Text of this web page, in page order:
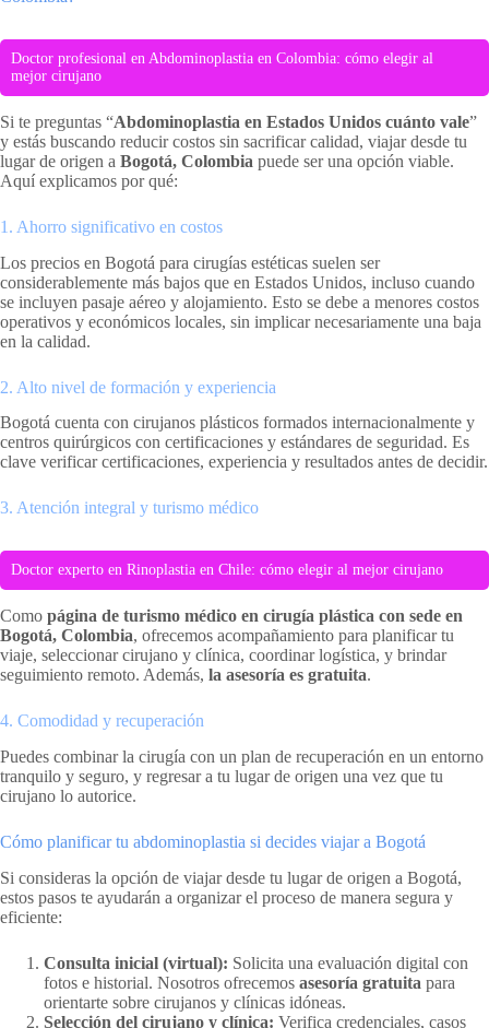
Doctor profesional en Abdominoplastia en Colombia: cómo elegir al
mejor cirujano
Si te preguntas “Abdominoplastia en Estados Unidos cuánto vale”
y estás buscando reducir costos sin sacrificar calidad, viajar desde tu
lugar de origen a Bogotá, Colombia puede ser una opción viable.
Aquí explicamos por qué:
1. Ahorro significativo en costos
Los precios en Bogotá para cirugías estéticas suelen ser
considerablemente más bajos que en Estados Unidos, incluso cuando
se incluyen pasaje aéreo y alojamiento. Esto se debe a menores costos
operativos y económicos locales, sin implicar necesariamente una baja
en la calidad.
2. Alto nivel de formación y experiencia
Bogotá cuenta con cirujanos plásticos formados internacionalmente y
centros quirúrgicos con certificaciones y estándares de seguridad. Es
clave verificar certificaciones, experiencia y resultados antes de decidir.
3. Atención integral y turismo médico
Doctor experto en Rinoplastia en Chile: cómo elegir al mejor cirujano
Como página de turismo médico en cirugía plástica con sede en
Bogotá, Colombia, ofrecemos acompañamiento para planificar tu
viaje, seleccionar cirujano y clínica, coordinar logística, y brindar
seguimiento remoto. Además, la asesoría es gratuita.
4. Comodidad y recuperación
Puedes combinar la cirugía con un plan de recuperación en un entorno
tranquilo y seguro, y regresar a tu lugar de origen una vez que tu
cirujano lo autorice.
Cómo planificar tu abdominoplastia si decides viajar a Bogotá
Si consideras la opción de viajar desde tu lugar de origen a Bogotá,
estos pasos te ayudarán a organizar el proceso de manera segura y
eficiente:
Consulta inicial (virtual): Solicita una evaluación digital con
fotos e historial. Nosotros ofrecemos asesoría gratuita para
orientarte sobre cirujanos y clínicas idóneas.
Selección del cirujano y clínica: Verifica credenciales, casos